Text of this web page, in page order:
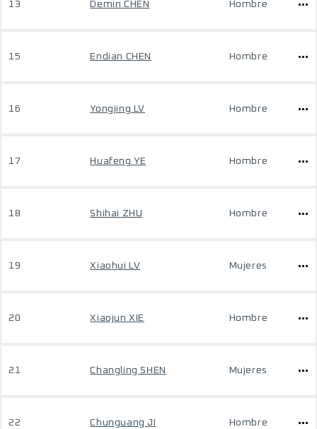
13 Demin CHEN Hombre
15 Endian CHEN Hombre
16 Yongjing LV Hombre
17 Huafeng YE Hombre
18 Shihai ZHU Hombre
19 Xiaohui LV Mujeres
20 Xiaojun XIE Hombre
21 Changling SHEN Mujeres
22 Chunguang JI Hombre